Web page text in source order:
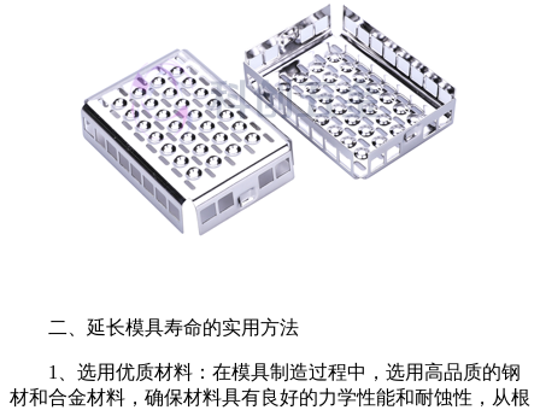
二、延长模具寿命的实用方法
1、选用优质材料：在模具制造过程中，选用高品质的钢
材和合金材料，确保材料具有良好的力学性能和耐蚀性，从根